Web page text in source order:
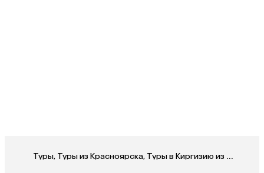
Туры, Туры из Красноярска, Туры в Киргизию из Красноярска